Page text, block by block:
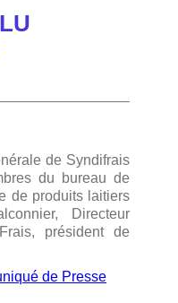
de Syndifrais
du bureau de
de produits laitiers
Directeur
président de
de Presse